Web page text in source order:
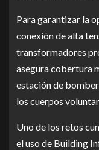
Para garantizar la
conexión de alta
transformadores
asegura cobertura
estación de
los cuerpos
Uno de los retos
el uso de Building